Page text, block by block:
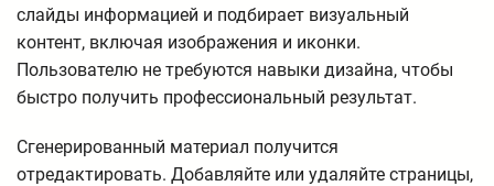
слайды информацией и подбирает визуальный
контент, включая изображения и иконки.
Пользователю не требуются навыки дизайна, чтобы
быстро получить профессиональный результат.
Сгенерированный материал получится
отредактировать. Добавляйте или удаляйте страницы,